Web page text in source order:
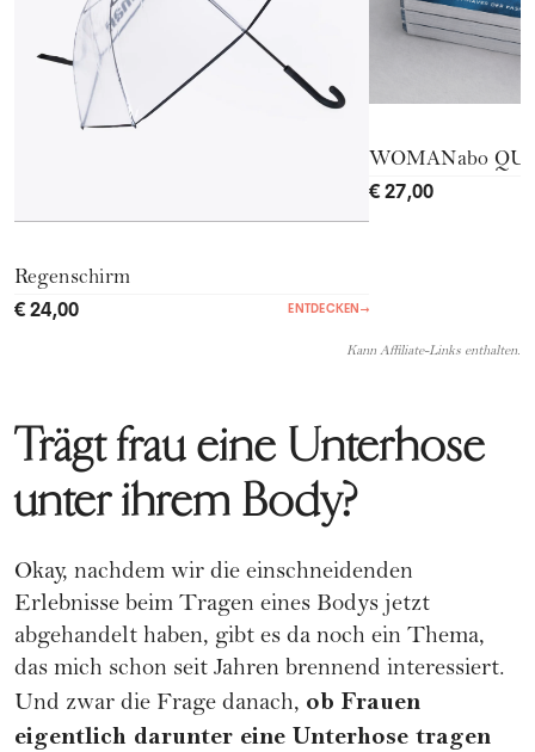
Regenschirm
€ 24,00 ENTDECKEN →
WOMANabo
€ 27,00
Kann Affiliate-Links enthalten.
Trägt frau eine Unterhose
unter ihrem Body?
Okay, nachdem wir die einschneidenden
Erlebnisse beim Tragen eines Bodys jetzt
abgehandelt haben, gibt es da noch ein Thema,
das mich schon seit Jahren brennend interessiert.
Und zwar die Frage danach, ob Frauen
eigentlich darunter eine Unterhose tragen